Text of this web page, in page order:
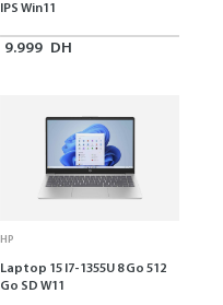
IPS Win11
9.999 DH
HP
Laptop 15 I7-1355U 8 Go 512
Go SD W11